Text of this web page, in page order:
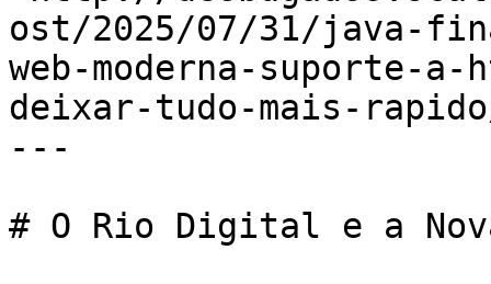
ost/2025/07/31/java-
web-moderna-suporte-
deixar-tudo-mais-
---
# O Rio Digital e a